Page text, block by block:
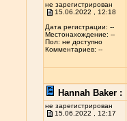
не зарегистрирован
15.06.2022 , 12:18
Дата регистрации: --
Местонахождение: --
Пол: не доступно
Комментариев: --
Hannah Baker :
не зарегистрирован
15.06.2022 , 12:17